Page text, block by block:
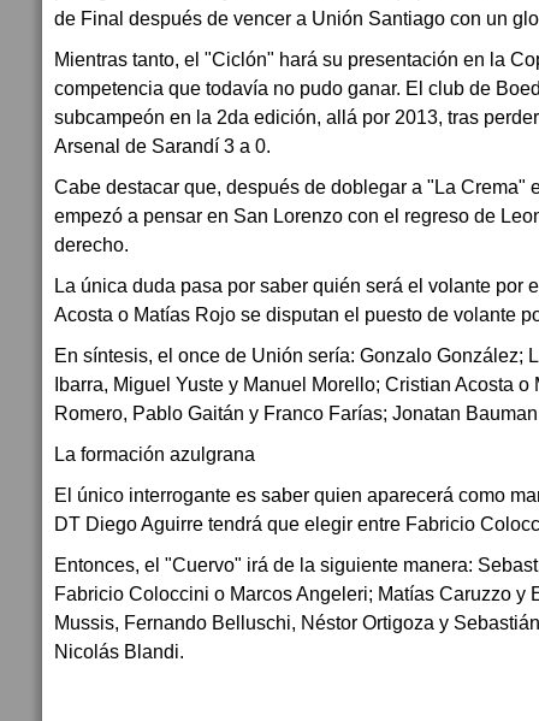
de Final después de vencer a Unión Santiago con un
Mientras tanto, el "Ciclón" hará su presentación en la
competencia que todavía no pudo ganar. El club de
subcampeón en la 2da edición, allá por 2013, tras
Arsenal de Sarandí 3 a 0.
Cabe destacar que, después de doblegar a "La Crema"
empezó a pensar en San Lorenzo con el regreso de
derecho.
La única duda pasa por saber quién será el volante por
Acosta o Matías Rojo se disputan el puesto de volante
En síntesis, el once de Unión sería: Gonzalo González;
Ibarra, Miguel Yuste y Manuel Morello; Cristian Acosta
Romero, Pablo Gaitán y Franco Farías; Jonatan
La formación azulgrana
El único interrogante es saber quien aparecerá como
DT Diego Aguirre tendrá que elegir entre Fabricio
Entonces, el "Cuervo" irá de la siguiente manera:
Fabricio Coloccini o Marcos Angeleri; Matías Caruzzo y
Mussis, Fernando Belluschi, Néstor Ortigoza y
Nicolás Blandi.